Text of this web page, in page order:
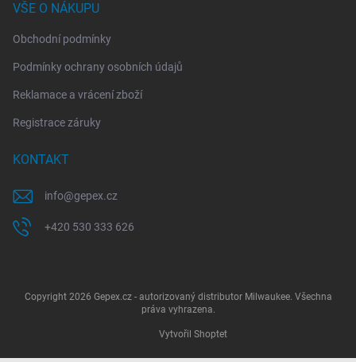
VŠE O NÁKUPU
Obchodní podmínky
Podmínky ochrany osobních údajů
Reklamace a vrácení zboží
Registrace záruky
KONTAKT
info@gepex.cz
+420 530 333 626
Vytvořil Shoptet
Copyright 2026 Gepex.cz - autorizovaný distributor Milwaukee. Všechna
práva vyhrazena.